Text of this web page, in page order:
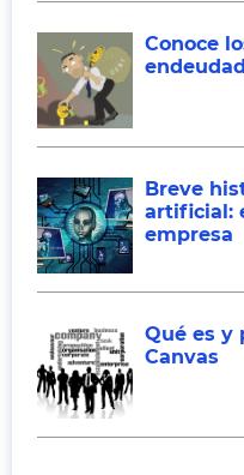
Conoce
Breve
artificial:
empresa
Qué es y
Canvas